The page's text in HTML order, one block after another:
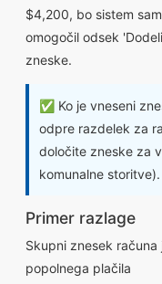
$4,200, bo sistem
omogočil odsek
zneske.
✅ Ko je vneseni
odpre razdelek za
določite zneske za
komunalne storitve).
Primer razlage
Skupni znesek
popolnega plačila